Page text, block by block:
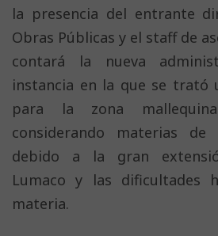
la presencia del entrante
Obras Públicas y el staff de
contará la nueva
instancia en la que se trató
para la zona
considerando materias de
debido a la gran
Lumaco y las dificultades
materia.